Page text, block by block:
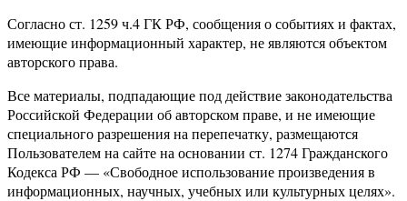
Согласно ст. 1259 ч.4 ГК РФ, сообщения о событиях и фактах,
имеющие информационный характер, не являются объектом
авторского права.
Все материалы, подпадающие под действие законодательства
Российской Федерации об авторском праве, и не имеющие
специального разрешения на перепечатку, размещаются
Пользователем на сайте на основании ст. 1274 Гражданского
Кодекса РФ — «Свободное использование произведения в
информационных, научных, учебных или культурных целях».